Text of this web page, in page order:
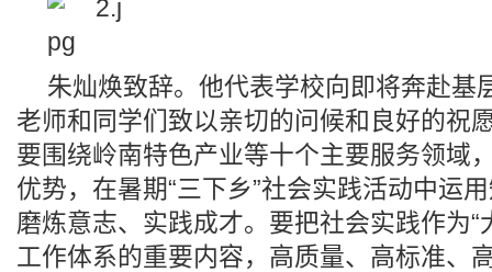
朱灿焕致辞。他代表学校向即将奔赴基
老师和同学们致以亲切的问候和良好的祝
要围绕岭南特色产业等十个主要服务领域
优势，在暑期“三下乡”社会实践活动中运
磨炼意志、实践成才。要把社会实践作为“
工作体系的重要内容，高质量、高标准、